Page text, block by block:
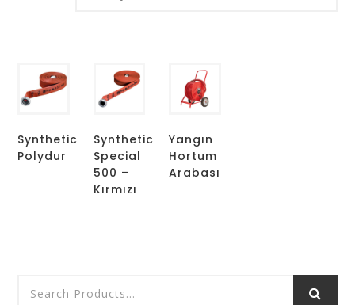
Synthetic
Polydur
Synthetic
Special
500 –
Kırmızı
Yangın
Hortum
Arabası